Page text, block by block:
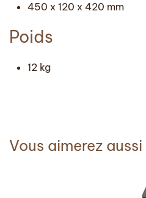
450 x 120 x 420 mm
Poids
12 kg
Vous aimerez aussi